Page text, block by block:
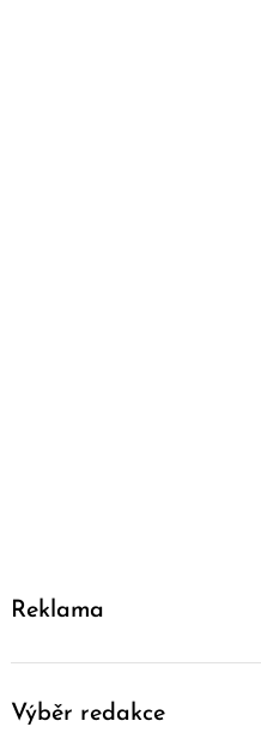
Reklama
Výběr redakce